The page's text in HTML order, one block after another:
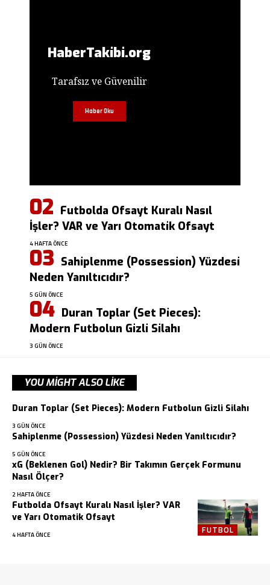
HaberTakibi.org
Tarafsız ve Güvenilir
Haber Oku
Futbolda Ofsayt Kuralı Nasıl
İşler? VAR ve Yarı Otomatik Ofsayt
4 HAFTA ÖNCE
Sahiplenme (Possession) Yüzdesi
Neden Yanıltıcıdır?
5 GÜN ÖNCE
Duran Toplar (Set Pieces):
Modern Futbolun Gizli Silahı
3 GÜN ÖNCE
YOU MIGHT ALSO LIKE
Duran Toplar (Set Pieces): Modern Futbolun Gizli Silahı
3 GÜN ÖNCE
Sahiplenme (Possession) Yüzdesi Neden Yanıltıcıdır?
5 GÜN ÖNCE
xG (Beklenen Gol) Nedir? Bir Takımın Gerçek Formunu
Nasıl Ölçer?
2 HAFTA ÖNCE
FUTBOL
Futbolda Ofsayt Kuralı Nasıl İşler? VAR
ve Yarı Otomatik Ofsayt
4 HAFTA ÖNCE